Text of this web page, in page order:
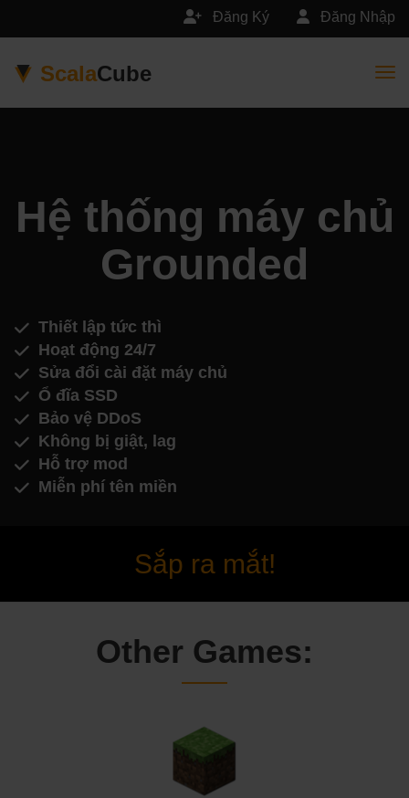
Đăng Nhập
Đăng Ký
ScalaCube
Hệ thống máy chủ
Grounded
Thiết lập tức thì
Hoạt động 24/7
Sửa đổi cài đặt máy chủ
Ổ đĩa SSD
Bảo vệ DDoS
Không bị giật, lag
Hỗ trợ mod
Miễn phí tên miền
Sắp ra mắt!
Other Games: